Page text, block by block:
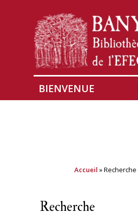
BIENVENUE
Accueil » Recherche
Recherche